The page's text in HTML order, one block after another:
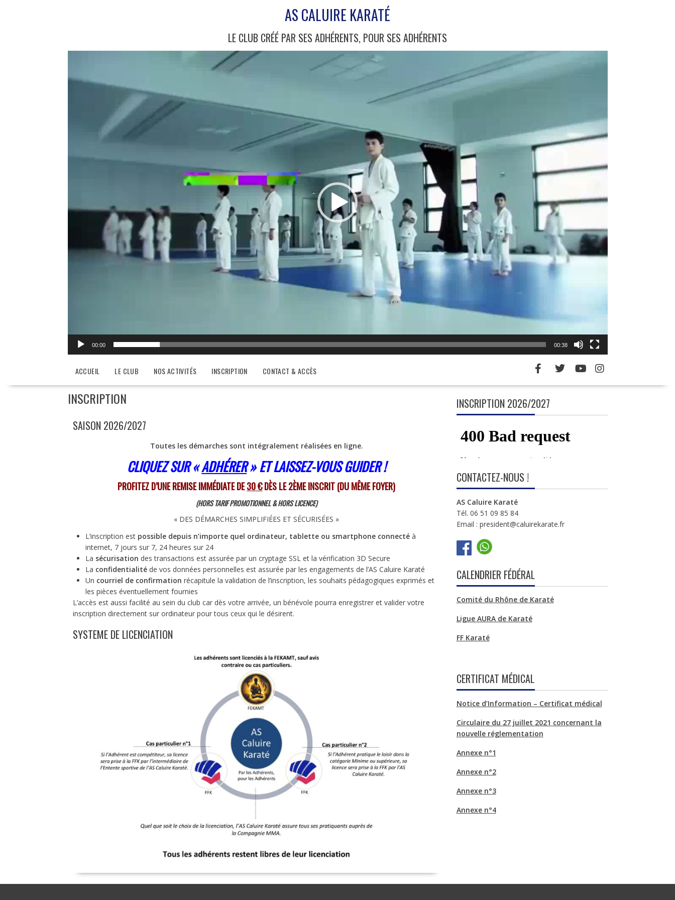
AS CALUIRE KARATÉ
LE CLUB CRÉÉ PAR SES ADHÉRENTS, POUR SES ADHÉRENTS
Lecteur
vidéo
00:00 00:38
ACCUEIL LE CLUB NOS ACTIVITÉS INSCRIPTION CONTACT & ACCÈS
INSCRIPTION
SAISON 2026/2027
Toutes les démarches sont intégralement réalisées en ligne.
CLIQUEZ SUR «ADHÉRER» ET LAISSEZ-VOUS GUIDER !
PROFITEZ D’UNE REMISE IMMÉDIATE DE30 €DÈS LE 2ÈME INSCRIT (DU MÊME FOYER)
(HORS TARIF PROMOTIONNEL & HORS LICENCE)
« DES DÉMARCHES SIMPLIFIÉES ET SÉCURISÉES »
L’inscription est possible depuis n’importe quel ordinateur, tablette ou smartphone connectéà
internet, 7 jours sur 7, 24 heures sur 24
La sécurisation des transactions est assurée par un cryptage SSL et la vérification 3D Secure
La confidentialitéde vos données personnelles est assurée par les engagements de l’AS Caluire Karaté
Un courriel de confirmation récapitule la validation de l’inscription, les souhaits pédagogiques exprimés et
les pièces éventuellement fournies
L’accès est aussi facilité au sein du club car dès votre arrivée, un bénévole pourra enregistrer et valider votre
inscription directement sur ordinateur pour tous ceux qui le désirent.
SYSTEME DE LICENCIATION
INSCRIPTION 2026/2027
CONTACTEZ-NOUS !
AS Caluire Karaté
Tél. 06 51 09 85 84
Email : president@caluirekarate.fr
CALENDRIER FÉDÉRAL
Comité du Rhône de Karaté
Ligue AURA de Karaté
FF Karaté
CERTIFICAT MÉDICAL
Notice d’Information – Certificat médical
Circulaire du 27 juillet 2021 concernant la
nouvelle réglementation
Annexe n°1
Annexe n°2
Annexe n°3
Annexe n°4